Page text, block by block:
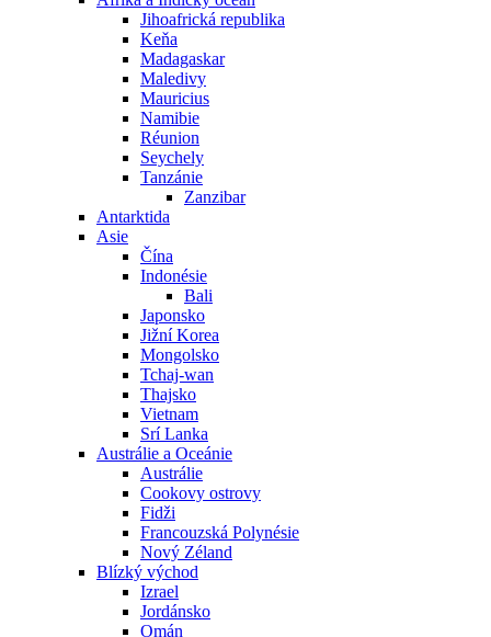
Jihoafrická republika
Keňa
Madagaskar
Maledivy
Mauricius
Namibie
Réunion
Seychely
Tanzánie
Zanzibar
Antarktida
Asie
Čína
Indonésie
Bali
Japonsko
Jižní Korea
Mongolsko
Tchaj-wan
Thajsko
Vietnam
Srí Lanka
Austrálie a Oceánie
Austrálie
Cookovy ostrovy
Fidži
Francouzská Polynésie
Nový Zéland
Blízký východ
Izrael
Jordánsko
Omán